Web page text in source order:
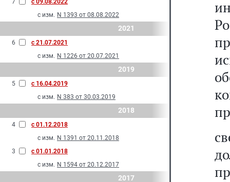
7
с 09.08.2022
с изм. N 1393 от 08.08.2022
2021
6
с 21.07.2021
с изм. N 1226 от 20.07.2021
2019
5
с 16.04.2019
с изм. N 383 от 30.03.2019
2018
4
с 01.12.2018
с изм. N 1391 от 20.11.2018
3
с 01.01.2018
с изм. N 1594 от 20.12.2017
2017